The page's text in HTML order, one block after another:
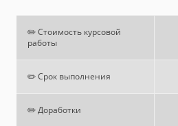
✏️ Стоимость курсовой
работы
✏️ Срок выполнения
✏️ Доработки